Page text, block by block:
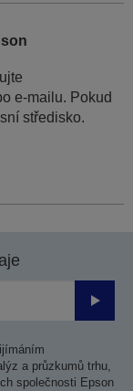
e-mailu. Pokud
středisko.
a průzkumů trhu,
společnosti Epson